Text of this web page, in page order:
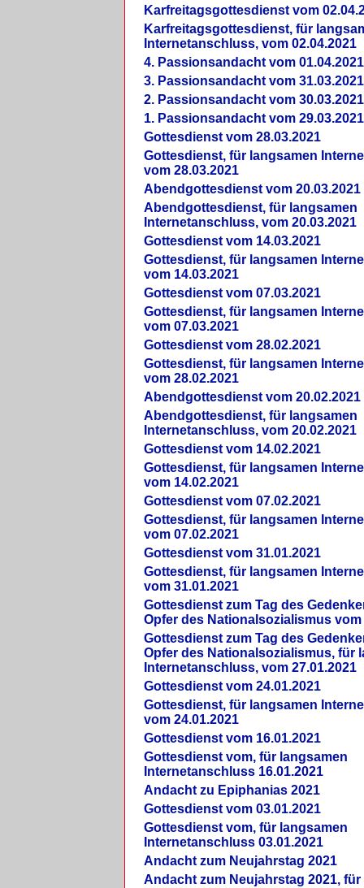
Karfreitagsgottesdienst vom
Karfreitagsgottesdienst, für
Internetanschluss, vom 02.04.2021
4. Passionsandacht vom 01.04.2021
3. Passionsandacht vom 31.03.2021
2. Passionsandacht vom 30.03.2021
1. Passionsandacht vom 29.03.2021
Gottesdienst vom 28.03.2021
Gottesdienst, für langsamen
vom 28.03.2021
Abendgottesdienst vom 20.03.2021
Abendgottesdienst, für langsamen
Internetanschluss, vom 20.03.2021
Gottesdienst vom 14.03.2021
Gottesdienst, für langsamen
vom 14.03.2021
Gottesdienst vom 07.03.2021
Gottesdienst, für langsamen
vom 07.03.2021
Gottesdienst vom 28.02.2021
Gottesdienst, für langsamen
vom 28.02.2021
Abendgottesdienst vom 20.02.2021
Abendgottesdienst, für langsamen
Internetanschluss, vom 20.02.2021
Gottesdienst vom 14.02.2021
Gottesdienst, für langsamen
vom 14.02.2021
Gottesdienst vom 07.02.2021
Gottesdienst, für langsamen
vom 07.02.2021
Gottesdienst vom 31.01.2021
Gottesdienst, für langsamen
vom 31.01.2021
Gottesdienst zum Tag des
Opfer des Nationalsozialismus vom
Gottesdienst zum Tag des
Opfer des Nationalsozialismus, für
Internetanschluss, vom 27.01.2021
Gottesdienst vom 24.01.2021
Gottesdienst, für langsamen
vom 24.01.2021
Gottesdienst vom 16.01.2021
Gottesdienst vom, für langsamen
Internetanschluss 16.01.2021
Andacht zu Epiphanias 2021
Gottesdienst vom 03.01.2021
Gottesdienst vom, für langsamen
Internetanschluss 03.01.2021
Andacht zum Neujahrstag 2021
Andacht zum Neujahrstag 2021,